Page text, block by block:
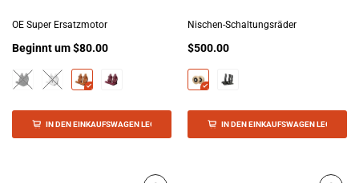
OE Super Ersatzmotor
Beginnt um$80.00
IN DEN EINKAUFSWAGEN LEGEN
Nischen-Schaltungsräder
$500.00
IN DEN EINKAUFSWAGEN LEGEN